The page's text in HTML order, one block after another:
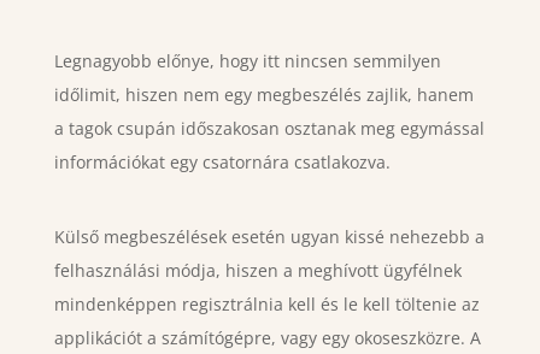
Legnagyobb előnye, hogy itt nincsen semmilyen
időlimit, hiszen nem egy megbeszélés zajlik, hanem
a tagok csupán időszakosan osztanak meg egymással
információkat egy csatornára csatlakozva.
Külső megbeszélések esetén ugyan kissé nehezebb a
felhasználási módja, hiszen a meghívott ügyfélnek
mindenképpen regisztrálnia kell és le kell töltenie az
applikációt a számítógépre, vagy egy okoseszközre. A